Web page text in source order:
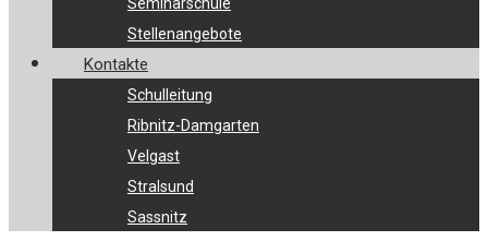
Stellenangebote
Kontakte
Schulleitung
Ribnitz-Damgarten
Velgast
Stralsund
Sassnitz